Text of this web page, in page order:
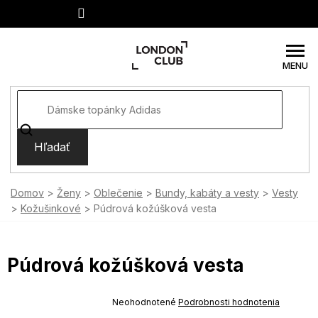
Hľadať
Domov Ženy Oblečenie Bundy, kabáty a vesty
Vesty
Kožušinkové
Púdrová kožúšková vesta
Púdrová kožúšková vesta
Priemerné
Neohodnotené Podrobnosti hodnotenia